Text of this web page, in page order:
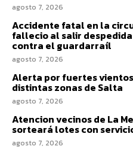
agosto 7, 2026
Accidente fatal en la
fallecio al salir
contra el guardarraíl
agosto 7, 2026
Alerta por fuertes
distintas zonas de Salta
agosto 7, 2026
Atencion vecinos de La
sorteará lotes con
agosto 7, 2026